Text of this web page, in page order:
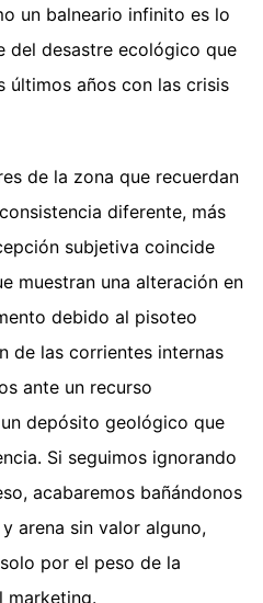
un balneario infinito es lo
del desastre ecológico que
últimos años con las crisis
de la zona que recuerdan
diferente, más
subjetiva coincide
muestran una alteración en
debido al pisoteo
de las corrientes internas
ante un recurso
depósito geológico que
Si seguimos ignorando
acabaremos bañándonos
arena sin valor alguno,
por el peso de la
marketing.